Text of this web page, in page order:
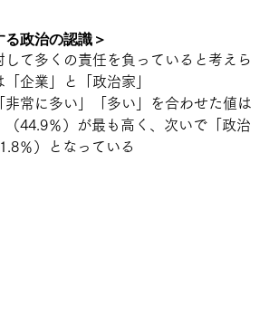
る政治の認識＞
して多くの責任を負っていると考えら
企業」と「政治家」
非常に多い」「多い」を合わせた値は
（44.9％）が最も高く、次いで「政治
％）となっている